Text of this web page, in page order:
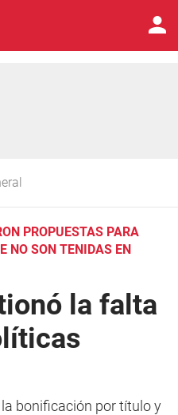
PROPUESTAS PARA
NO SON TENIDAS EN
la falta
bonificación por título y